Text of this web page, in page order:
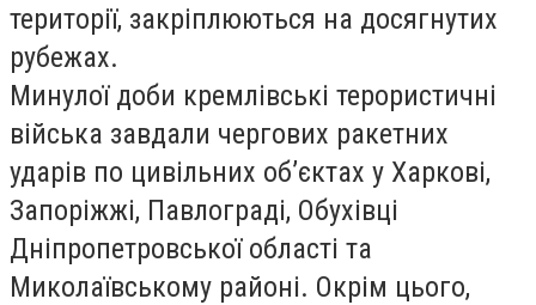
території, закріплюються на досягнутих
рубежах.
Минулої доби кремлівські терористичні
війська завдали чергових ракетних
ударів по цивільних об’єктах у Харкові,
Запоріжжі, Павлограді, Обухівці
Дніпропетровської області та
Миколаївському районі. Окрім цього,